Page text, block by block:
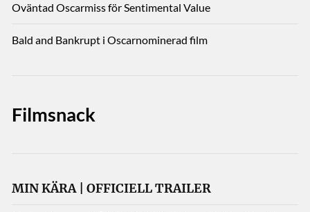
Oväntad Oscarmiss för Sentimental Value
Bald and Bankrupt i Oscarnominerad film
Filmsnack
MIN KÄRA | OFFICIELL TRAILER